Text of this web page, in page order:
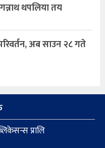
थपलिया तय
अब साउन २८ गते
प्रालि